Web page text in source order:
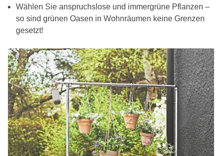
Wählen Sie anspruchslose und immergrüne Pflanzen –
so sind grünen Oasen in Wohnräumen keine Grenzen
gesetzt!